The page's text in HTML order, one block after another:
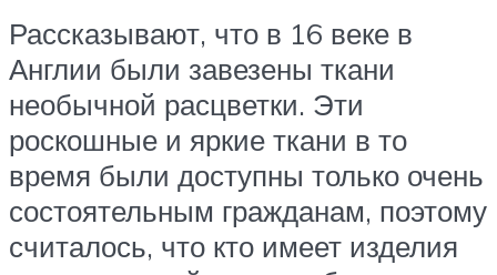
Рассказывают, что в 16 веке в
Англии были завезены ткани
необычной расцветки. Эти
роскошные и яркие ткани в то
время были доступны только очень
состоятельным гражданам, поэтому
считалось, что кто имеет изделия